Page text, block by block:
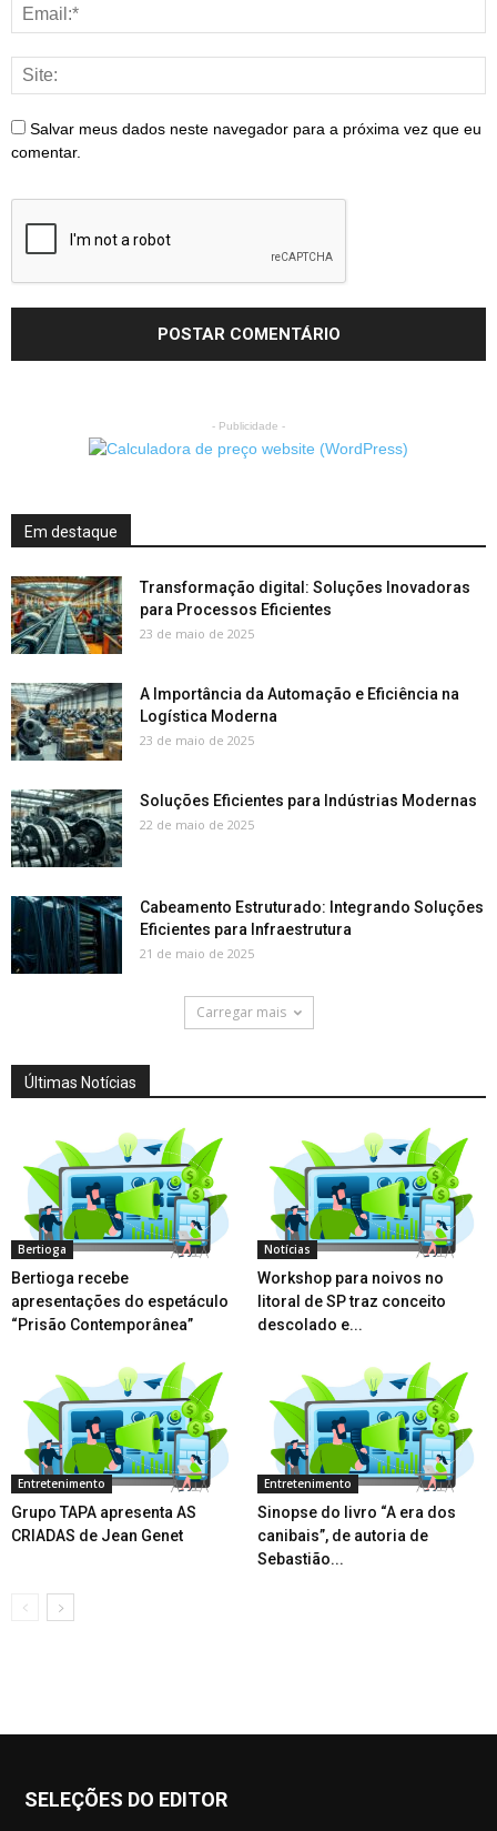
Salvar meus dados neste navegador para a próxima vez que eu
comentar.
- Publicidade -
Em destaque
Transformação digital: Soluções Inovadoras
para Processos Eficientes
23 de maio de 2025
A Importância da Automação e Eficiência na
Logística Moderna
23 de maio de 2025
Soluções Eficientes para Indústrias Modernas
22 de maio de 2025
Cabeamento Estruturado: Integrando Soluções
Eficientes para Infraestrutura
21 de maio de 2025
Carregar mais
Últimas Notícias
Bertioga
Bertioga recebe
apresentações do espetáculo
“Prisão Contemporânea”
Notícias
Workshop para noivos no
litoral de SP traz conceito
descolado e...
Entretenimento
Grupo TAPA apresenta AS
CRIADAS de Jean Genet
Entretenimento
Sinopse do livro “A era dos
canibais”, de autoria de
Sebastião...
SELEÇÕES DO EDITOR